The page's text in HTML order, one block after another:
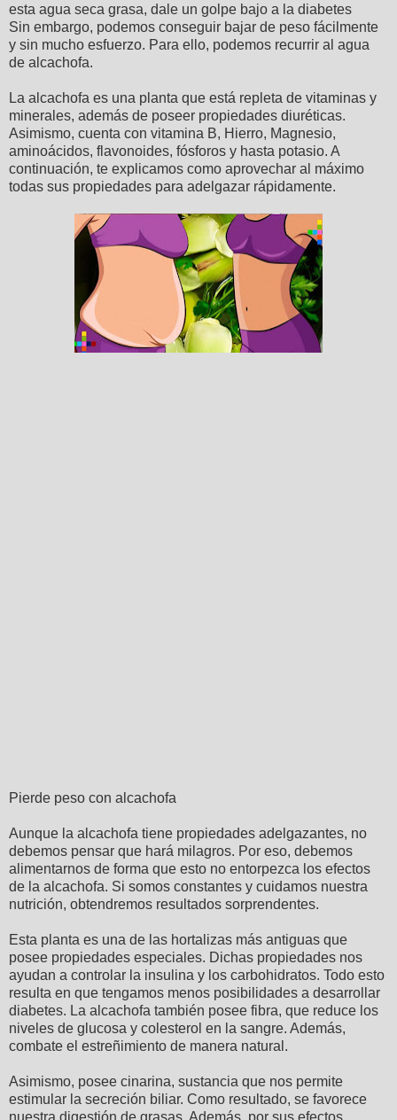
esta agua seca grasa, dale un golpe bajo a la diabetes
Sin embargo, podemos conseguir bajar de peso fácilmente
y sin mucho esfuerzo. Para ello, podemos recurrir al agua
de alcachofa.
La alcachofa es una planta que está repleta de vitaminas y
minerales, además de poseer propiedades diuréticas.
Asimismo, cuenta con vitamina B, Hierro, Magnesio,
aminoácidos, flavonoides, fósforos y hasta potasio. A
continuación, te explicamos como aprovechar al máximo
todas sus propiedades para adelgazar rápidamente.
Pierde peso con alcachofa
Aunque la alcachofa tiene propiedades adelgazantes, no
debemos pensar que hará milagros. Por eso, debemos
alimentarnos de forma que esto no entorpezca los efectos
de la alcachofa. Si somos constantes y cuidamos nuestra
nutrición, obtendremos resultados sorprendentes.
Esta planta es una de las hortalizas más antiguas que
posee propiedades especiales. Dichas propiedades nos
ayudan a controlar la insulina y los carbohidratos. Todo esto
resulta en que tengamos menos posibilidades a desarrollar
diabetes. La alcachofa también posee fibra, que reduce los
niveles de glucosa y colesterol en la sangre. Además,
combate el estreñimiento de manera natural.
Asimismo, posee cinarina, sustancia que nos permite
estimular la secreción biliar. Como resultado, se favorece
nuestra digestión de grasas. Además, por sus efectos